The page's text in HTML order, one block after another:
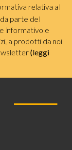
relativa al
parte del
informativo e
a prodotti da noi
(leggi